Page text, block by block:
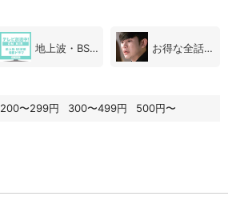
地上波・BS放送（韓国ドラマ） お得な全話パック
200〜299円 300〜499円 500円〜